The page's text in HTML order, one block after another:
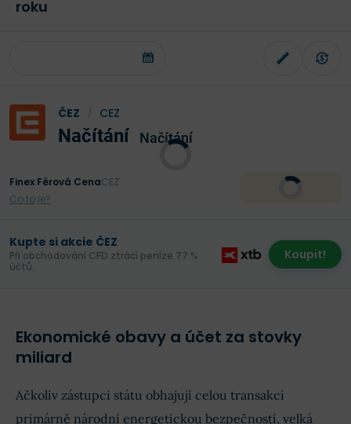
roku
ČEZ CEZ
Načítání Načítání
Finex Férová CenaCEZ
Co to je?
Kupte si akcie ČEZ
Při obchodování CFD ztrácí peníze 77 %
účtů.
Koupit!
Ekonomické obavy a účet za stovky
miliard
Ačkoliv zástupci státu obhajují celou transakci
primárně národní energetickou bezpečností, velká